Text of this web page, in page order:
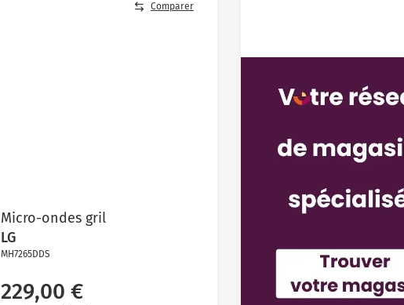
Comparer
Micro-ondes gril
LG
MH7265DDS
229,00 €